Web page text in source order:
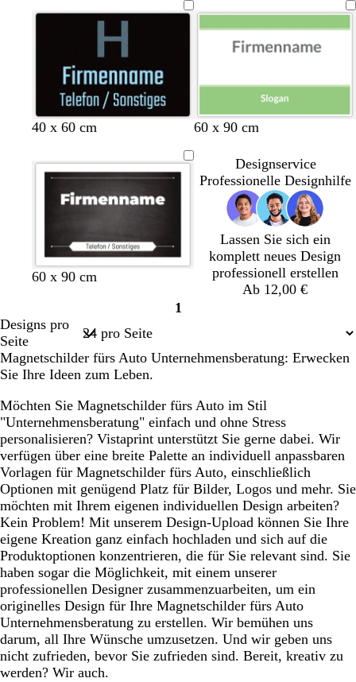
S
h
S
a
G
R
s
S
h
B
a
G
W
40 x 60 cm 60 x 90 cm
60 x 90 cm
Designservice
Professionelle Designhilfe
Lassen Sie sich ein
komplett neues Design
professionell erstellen
Ab 12,00 €
Seite
1
Designs pro
Seite
Magnetschilder fürs Auto Unternehmensberatung: Erwecken
Sie Ihre Ideen zum Leben.
Möchten Sie Magnetschilder fürs Auto im Stil
"Unternehmensberatung" einfach und ohne Stress
personalisieren? Vistaprint unterstützt Sie gerne dabei. Wir
verfügen über eine breite Palette an individuell anpassbaren
Vorlagen für Magnetschilder fürs Auto, einschließlich
Optionen mit genügend Platz für Bilder, Logos und mehr. Sie
möchten mit Ihrem eigenen individuellen Design arbeiten?
Kein Problem! Mit unserem Design-Upload können Sie Ihre
eigene Kreation ganz einfach hochladen und sich auf die
Produktoptionen konzentrieren, die für Sie relevant sind. Sie
haben sogar die Möglichkeit, mit einem unserer
professionellen Designer zusammenzuarbeiten, um ein
originelles Design für Ihre Magnetschilder fürs Auto
Unternehmensberatung zu erstellen. Wir bemühen uns
darum, all Ihre Wünsche umzusetzen. Und wir geben uns
nicht zufrieden, bevor Sie zufrieden sind. Bereit, kreativ zu
werden? Wir auch.